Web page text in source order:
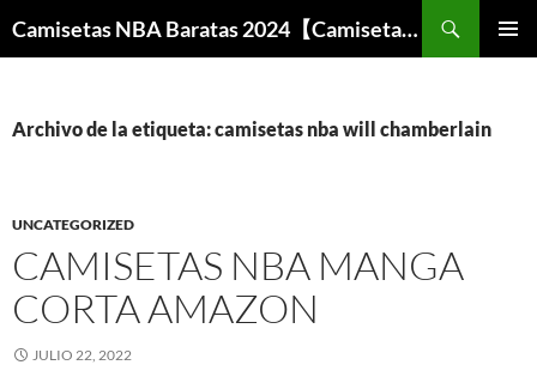
Camisetas NBA Baratas 2024【Camisetas Especiales Baloncesto】
Archivo de la etiqueta: camisetas nba will chamberlain
UNCATEGORIZED
CAMISETAS NBA MANGA
CORTA AMAZON
JULIO 22, 2022